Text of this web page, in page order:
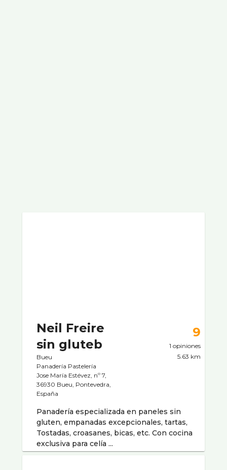
Neil Freire
sin gluteb
Bueu
Panaderí­a Pastelerí­a
Jose María Estévez, nº 7,
36930 Bueu, Pontevedra,
España
9
1 opiniones
5.63 km
Panadería especializada en paneles sin
gluten, empanadas excepcionales, tartas,
Tostadas, croasanes, bicas, etc. Con cocina
exclusiva para celía ...